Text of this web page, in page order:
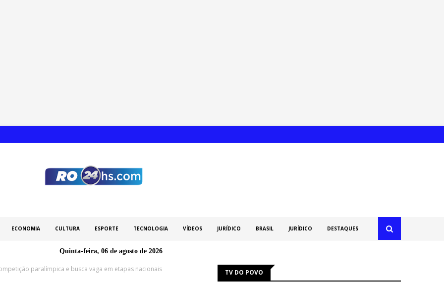
ECONOMIA CULTURA ESPORTE TECNOLOGIA VÍDEOS JURÍDICO BRASIL JURÍDICO DESTAQUES
Quinta-feira, 06 de agosto de 2026
paralímpica e busca vaga em etapas nacionais TV DO POVO